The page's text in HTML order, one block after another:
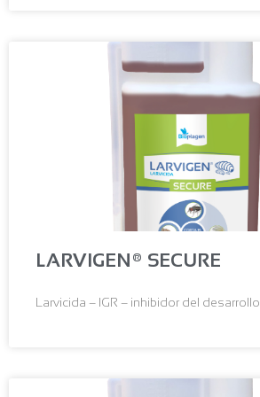
LARVIGEN® SECURE
Larvicida – IGR – inhibidor del desarrollo